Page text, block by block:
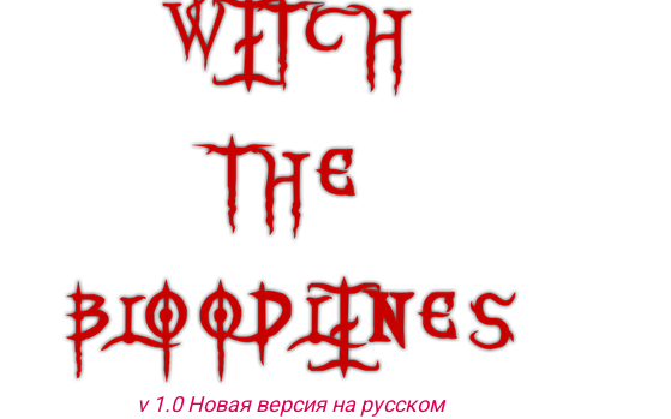
v 1.0 Новая версия на русском